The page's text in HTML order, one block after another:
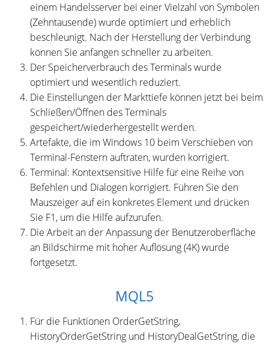
einem Handelsserver bei einer Vielzahl von Symbolen
(Zehntausende) wurde optimiert und erheblich
beschleunigt. Nach der Herstellung der Verbindung
können Sie anfangen schneller zu arbeiten.
Der Speicherverbrauch des Terminals wurde
optimiert und wesentlich reduziert.
Die Einstellungen der Markttiefe können jetzt bei beim
Schließen/Öffnen des Terminals
gespeichert/wiederhergestellt werden.
Artefakte, die im Windows 10 beim Verschieben von
Terminal-Fenstern auftraten, wurden korrigiert.
Terminal: Kontextsensitive Hilfe für eine Reihe von
Befehlen und Dialogen korrigiert. Führen Sie den
Mauszeiger auf ein konkretes Element und drücken
Sie F1, um die Hilfe aufzurufen.
Die Arbeit an der Anpassung der Benutzeroberfläche
an Bildschirme mit hoher Auflösung (4K) wurde
fortgesetzt.
MQL5
Für die Funktionen OrderGetString,
HistoryOrderGetString und HistoryDealGetString, die